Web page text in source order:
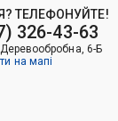
ТЕЛЕФОНУЙТЕ!
326-43-63
6-Б
на мапі